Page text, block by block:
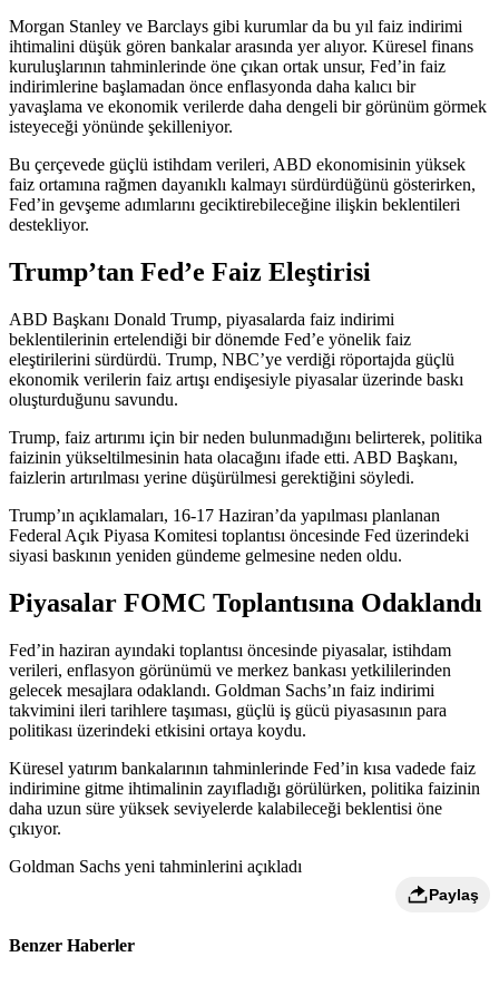
Morgan Stanley ve Barclays gibi kurumlar da bu yıl faiz indirimi
ihtimalini düşük gören bankalar arasında yer alıyor. Küresel finans
kuruluşlarının tahminlerinde öne çıkan ortak unsur, Fed’in faiz
indirimlerine başlamadan önce enflasyonda daha kalıcı bir
yavaşlama ve ekonomik verilerde daha dengeli bir görünüm görmek
isteyeceği yönünde şekilleniyor.
Bu çerçevede güçlü istihdam verileri, ABD ekonomisinin yüksek
faiz ortamına rağmen dayanıklı kalmayı sürdürdüğünü gösterirken,
Fed’in gevşeme adımlarını geciktirebileceğine ilişkin beklentileri
destekliyor.
Trump’tan Fed’e Faiz Eleştirisi
ABD Başkanı Donald Trump, piyasalarda faiz indirimi
beklentilerinin ertelendiği bir dönemde Fed’e yönelik faiz
eleştirilerini sürdürdü. Trump, NBC’ye verdiği röportajda güçlü
ekonomik verilerin faiz artışı endişesiyle piyasalar üzerinde baskı
oluşturduğunu savundu.
Trump, faiz artırımı için bir neden bulunmadığını belirterek, politika
faizinin yükseltilmesinin hata olacağını ifade etti. ABD Başkanı,
faizlerin artırılması yerine düşürülmesi gerektiğini söyledi.
Trump’ın açıklamaları, 16-17 Haziran’da yapılması planlanan
Federal Açık Piyasa Komitesi toplantısı öncesinde Fed üzerindeki
siyasi baskının yeniden gündeme gelmesine neden oldu.
Piyasalar FOMC Toplantısına Odaklandı
Fed’in haziran ayındaki toplantısı öncesinde piyasalar, istihdam
verileri, enflasyon görünümü ve merkez bankası yetkililerinden
gelecek mesajlara odaklandı. Goldman Sachs’ın faiz indirimi
takvimini ileri tarihlere taşıması, güçlü iş gücü piyasasının para
politikası üzerindeki etkisini ortaya koydu.
Küresel yatırım bankalarının tahminlerinde Fed’in kısa vadede faiz
indirimine gitme ihtimalinin zayıfladığı görülürken, politika faizinin
daha uzun süre yüksek seviyelerde kalabileceği beklentisi öne
çıkıyor.
Goldman Sachs yeni tahminlerini açıkladı
Paylaş
Benzer Haberler